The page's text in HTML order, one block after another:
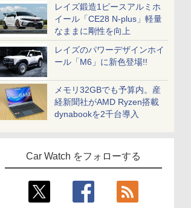
レイズ鍛造1ピースアルミホ
イール「CE28 N-plus」軽量
なままに剛性を向上
レイズのパワーデザインホイ
ール「M6」に新色登場!!
メモリ32GBでも予算内。産
経新聞社がAMD Ryzen搭載
dynabookを2千台導入
Car Watch をフォローする